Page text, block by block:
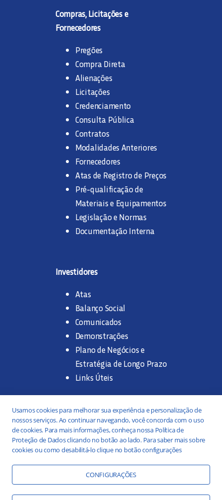
Compras, Licitações e
Fornecedores
Pregões
Compra Direta
Alienações
Licitações
Credenciamento
Consulta Pública
Contratos
Modalidades Anteriores
Fornecedores
Atas de Registro de Preços
Pré-qualificação de
Materiais e Equipamentos
Legislação e Normas
Documentação Interna
Investidores
Atas
Balanço Social
Comunicados
Demonstrações
Plano de Negócios e
Estratégia de Longo Prazo
Links Úteis
Trabalhe na SANASA
Concurso Público
Estágio
Portal da Transparência
Práticas ESG
Usamos cookies para melhorar sua experiência e personalização de
nossos serviços. Ao continuar navegando, você concorda com o uso
de cookies. Para mais informações, conheça nossa Política de
Proteção de Dados clicando no botão ao lado. Para saber mais sobre
cookies ou como desabilitá-lo clique no botão configurações
CONFIGURAÇÕES